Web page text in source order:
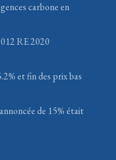
carbone en
RE 2020
et fin des prix bas
de 15% était